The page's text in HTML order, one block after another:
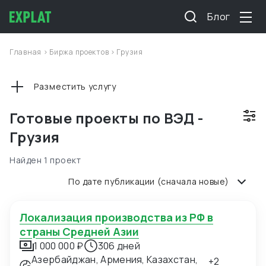
Блог
Главная > Биржа проектов > Грузия
Готовые проекты по ВЭД -
Грузия
Разместить услугу
Найден 1 проект
По дате публикации (сначала новые)
Локализация производства из РФ в
страны Средней Азии
1 000 000 ₽
306 дней
Азербайджан, Армения, Казахстан,
+2